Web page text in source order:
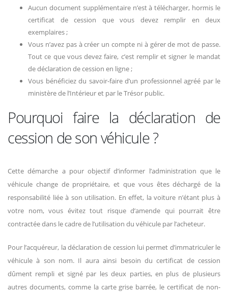
Aucun document supplémentaire n’est à télécharger, hormis le
certificat de cession que vous devez remplir en deux
exemplaires ;
Vous n’avez pas à créer un compte ni à gérer de mot de passe.
Tout ce que vous devez faire, c’est remplir et signer le mandat
de déclaration de cession en ligne ;
Vous bénéficiez du savoir-faire d’un professionnel agréé par le
ministère de l’Intérieur et par le Trésor public.
Pourquoi faire la déclaration de
cession de son véhicule ?
Cette démarche a pour objectif d’informer l’administration que le
véhicule change de propriétaire, et que vous êtes déchargé de la
responsabilité liée à son utilisation. En effet, la voiture n’étant plus à
votre nom, vous évitez tout risque d’amende qui pourrait être
contractée dans le cadre de l’utilisation du véhicule par l’acheteur.
Pour l’acquéreur, la déclaration de cession lui permet d’immatriculer le
véhicule à son nom. Il aura ainsi besoin du certificat de cession
dûment rempli et signé par les deux parties, en plus de plusieurs
autres documents, comme la carte grise barrée, le certificat de non-